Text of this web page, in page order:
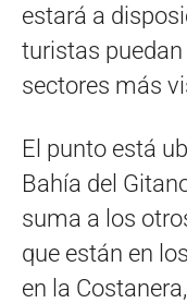
estará a
turistas
sectores más
El punto está
Bahía del
suma a los
que están en
en la